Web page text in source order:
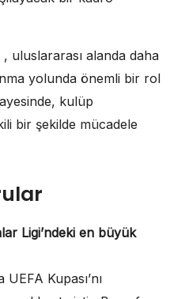
uluslararası alanda daha
yolunda önemli bir rol
kulüp
bir şekilde mücadele
Ligi’ndeki en büyük
Kupası’nı